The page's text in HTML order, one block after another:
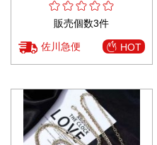
販売個数3件
佐川急便 HOT